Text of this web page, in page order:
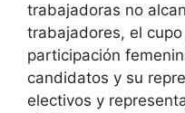
trabajadoras no
trabajadores, el
participación
candidatos y su
electivos y